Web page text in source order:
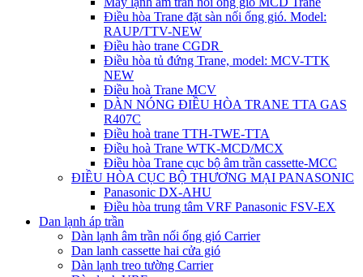
Điều hòa Trane đặt sàn nối ống gió. Model:
RAUP/TTV-NEW
Điều hào trane CGDR
Điều hòa tủ đứng Trane, model: MCV-TTK
NEW
Điều hoà Trane MCV
DÀN NÓNG ĐIỀU HÒA TRANE TTA GAS
R407C
Điều hoà trane TTH-TWE-TTA
Điều hoà Trane WTK-MCD/MCX
Điều hòa Trane cục bộ âm trần cassette-MCC
ĐIỀU HÒA CỤC BỘ THƯƠNG MẠI PANASONIC
Panasonic DX-AHU
Điều hòa trung tâm VRF Panasonic FSV-EX
Dan lạnh áp trần
Dàn lạnh âm trần nối ống gió Carrier
Dan lanh cassette hai cửa gió
Dàn lạnh treo tường Carrier